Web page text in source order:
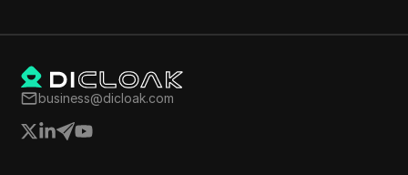
business@dicloak.com